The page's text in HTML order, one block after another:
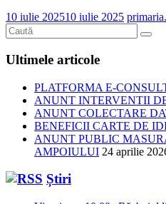
10 iulie 202510 iulie 2025
Ultimele articole
PLATFORMA E-
ANUNT INTERVENTII
ANUNT COLECTARE
BENEFICII CARTE DE
ANUNT PUBLIC
AMPOIULUI 24 aprilie
Știri